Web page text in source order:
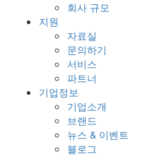
회사 규모
지원
자료실
문의하기
서비스
파트너
기업정보
기업소개
브랜드
뉴스 & 이벤트
블로그